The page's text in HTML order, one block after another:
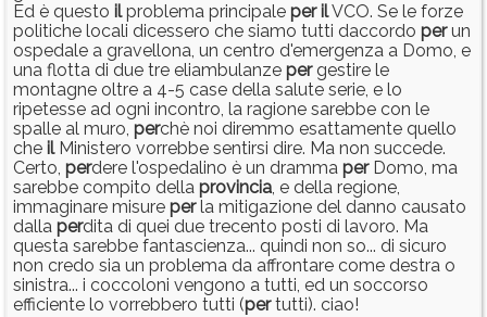
Ed è questo ilproblema principale per ilVCO. Se le forze
politiche locali dicessero che siamo tutti daccordo perun
ospedale a gravellona, un centro d'emergenza a Domo, e
una flotta di due tre eliambulanze pergestire le
montagne oltre a 4-5 case della salute serie, e lo
ripetesse ad ogni incontro, la ragione sarebbe con le
spalle al muro, perchè noi diremmo esattamente quello
che ilMinistero vorrebbe sentirsi dire. Ma non succede.
Certo, perdere l'ospedalino è un dramma perDomo, ma
sarebbe compito della provincia, e della regione,
immaginare misure perla mitigazione del danno causato
dalla perdita di quei due trecento posti di lavoro. Ma
questa sarebbe fantascienza... quindi non so... di sicuro
non credo sia un problema da affrontare come destra o
sinistra... i coccoloni vengono a tutti, ed un soccorso
efficiente lo vorrebbero tutti (pertutti). ciao!